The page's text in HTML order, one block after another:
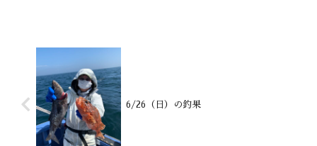
6/26（日）の釣果